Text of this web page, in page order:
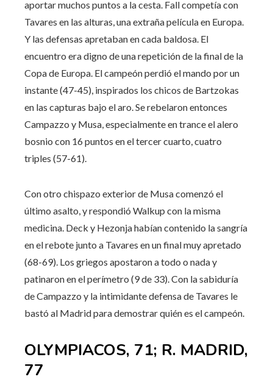
aportar muchos puntos a la cesta. Fall competía con
Tavares en las alturas, una extraña película en Europa.
Y las defensas apretaban en cada baldosa. El
encuentro era digno de una repetición de la final de la
Copa de Europa. El campeón perdió el mando por un
instante (47-45), inspirados los chicos de Bartzokas
en las capturas bajo el aro. Se rebelaron entonces
Campazzo y Musa, especialmente en trance el alero
bosnio con 16 puntos en el tercer cuarto, cuatro
triples (57-61).
Con otro chispazo exterior de Musa comenzó el
último asalto, y respondió Walkup con la misma
medicina. Deck y Hezonja habían contenido la sangría
en el rebote junto a Tavares en un final muy apretado
(68-69). Los griegos apostaron a todo o nada y
patinaron en el perímetro (9 de 33). Con la sabiduría
de Campazzo y la intimidante defensa de Tavares le
bastó al Madrid para demostrar quién es el campeón.
OLYMPIACOS, 71; R. MADRID,
77